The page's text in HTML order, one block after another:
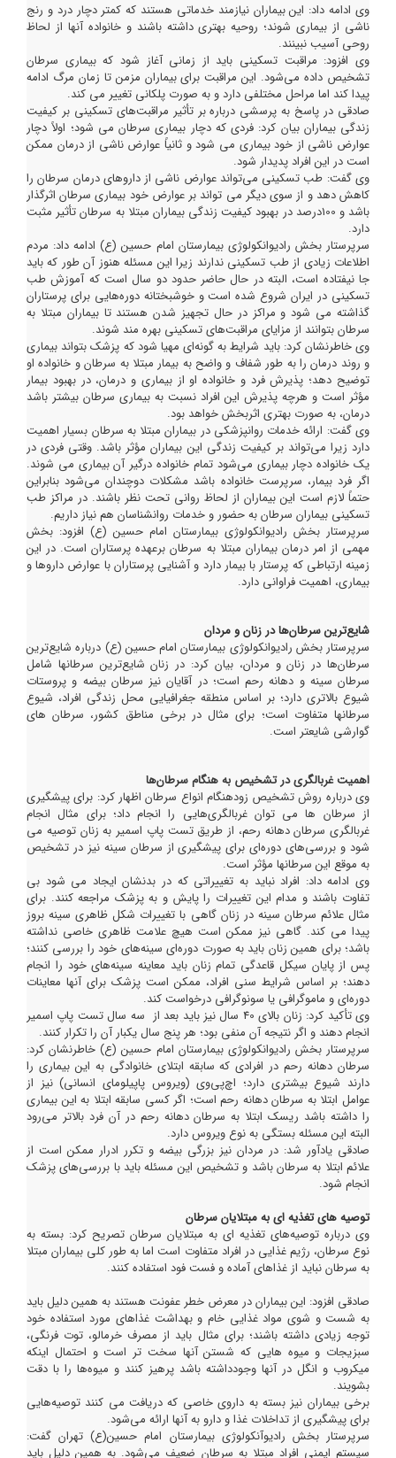
وی ادامه داد: این بیماران نیازمند خدماتی هستند که کمتر دچار درد و رنج
ناشی از بیماری شوند؛ روحیه بهتری داشته باشند و خانواده آنها از لحاظ
روحی آسیب نبینند.
وی افزود: مراقبت تسکینی باید از زمانی آغاز شود که بیماری سرطان
تشخیص داده می‌شود. این مراقبت برای بیماران مزمن تا زمان مرگ ادامه
پیدا کند اما مراحل مختلفی دارد و به صورت پلکانی تغییر می کند.
صادقی در پاسخ به پرسشی درباره بر تأثیر مراقبت‌های تسکینی بر کیفیت
زندگی بیماران بیان کرد: فردی که دچار بیماری سرطان می شود؛ اولاً دچار
عوارض ناشی از خود بیماری می شود و ثانیاً عوارض ناشی از درمان ممکن
است در این افراد پدیدار شود.
وی گفت: طب تسکینی می‌تواند عوارض ناشی از داروهای درمان سرطان را
کاهش دهد و از سوی دیگر می تواند بر عوارض خود بیماری سرطان اثرگذار
باشد و 100درصد در بهبود کیفیت زندگی بیماران مبتلا به سرطان تأثیر مثبت
دارد.
سرپرستار بخش رادیوانکولوژی بیمارستان امام حسین (ع) ادامه داد: مردم
اطلاعات زیادی از طب تسکینی ندارند زیرا این مسئله هنوز آن طور که باید
جا نیفتاده است، البته در حال حاضر حدود دو سال است که آموزش طب
تسکینی در ایران شروع شده است و خوشبختانه دوره‌هایی برای پرستاران
گذاشته می شود و مراکز در حال تجهیز شدن هستند تا بیماران مبتلا به
سرطان بتوانند از مزایای مراقبت‌های تسکینی بهره مند شوند.
وی خاطرنشان کرد: باید شرایط به گونه‌ای مهیا شود که پزشک بتواند بیماری
و روند درمان را به طور شفاف و واضح به بیمار مبتلا به سرطان و خانواده او
توضیح دهد؛ پذیرش فرد و خانواده او از بیماری و درمان، در بهبود بیمار
مؤثر است و هرچه پذیرش این افراد نسبت به بیماری سرطان بیشتر باشد
درمان، به صورت بهتری اثربخش خواهد بود.
وی گفت: ارائه خدمات روانپزشکی در بیماران مبتلا به سرطان بسیار اهمیت
دارد زیرا می‌تواند بر کیفیت زندگی این بیماران مؤثر باشد. وقتی فردی در
یک خانواده دچار بیماری می‌شود تمام خانواده درگیر آن بیماری می شوند.
اگر فرد بیمار، سرپرست خانواده باشد مشکلات دوچندان می‌شود بنابراین
حتماً لازم است این بیماران از لحاظ روانی تحت نظر باشند. در مراکز طب
تسکینی بیماران سرطان به حضور و خدمات روانشناسان هم نیاز داریم.
سرپرستار بخش رادیوانکولوژی بیمارستان امام حسین (ع) افزود: بخش
مهمی از امر درمان بیماران مبتلا به سرطان برعهده پرستاران است. در این
زمینه ارتباطی که پرستار با بیمار دارد و آشنایی پرستاران با عوارض داروها و
بیماری، اهمیت فراوانی دارد.
شایع‌ترین سرطان‌ها در زنان و مردان
سرپرستار بخش رادیوانکولوژی بیمارستان امام حسین (ع) درباره شایع‌ترین
سرطان‌ها در زنان و مردان، بیان کرد: در زنان شایع‌ترین سرطانها شامل
سرطان سینه و دهانه رحم است؛ در آقایان نیز سرطان بیضه و پروستات
شیوع بالاتری دارد؛ بر اساس منطقه جغرافیایی محل زندگی افراد، شیوع
سرطانها متفاوت است؛ برای مثال در برخی مناطق کشور، سرطان های
گوارشی شایعتر است.
اهمیت غربالگری در تشخیص به هنگام سرطان‌ها
وی درباره روش تشخیص زودهنگام انواع سرطان اظهار کرد: برای پیشگیری
از سرطان ها می توان غربالگری‌هایی را انجام داد؛ برای مثال انجام
غربالگری سرطان دهانه رحم، از طریق تست پاپ اسمیر به زنان توصیه می
شود و بررسی‌های دوره‌ای برای پیشگیری از سرطان سینه نیز در تشخیص
به موقع این سرطانها مؤثر است.
وی ادامه داد: افراد نباید به تغییراتی که در بدنشان ایجاد می شود بی
تفاوت باشند و مدام این تغییرات را پایش و به پزشک مراجعه کنند. برای
مثال علائم سرطان سینه در زنان گاهی با تغییرات شکل ظاهری سینه بروز
پیدا می کند. گاهی نیز ممکن است هیچ علامت ظاهری خاصی نداشته
باشد؛ برای همین زنان باید به صورت دوره‌ای سینه‌های خود را بررسی کنند؛
پس از پایان سیکل قاعدگی تمام زنان باید معاینه سینه‌های خود را انجام
دهند؛ بر اساس شرایط سنی افراد، ممکن است پزشک برای آنها معاینات
دوره‌ای و ماموگرافی یا سونوگرافی درخواست کند.
وی تأکید کرد: زنان بالای 40 سال نیز باید بعد از سه سال تست پاپ اسمیر
انجام دهند و اگر نتیجه آن منفی بود؛ هر پنج سال یکبار آن را تکرار کنند.
سرپرستار بخش رادیوانکولوژی بیمارستان امام حسین (ع) خاطرنشان کرد:
سرطان دهانه رحم در افرادی که سابقه ابتلای خانوادگی به این بیماری را
دارند شیوع بیشتری دارد؛ اچ‌پی‌وی (ویروس پاپیلومای انسانی) نیز از
عوامل ابتلا به سرطان دهانه رحم است؛ اگر کسی سابقه ابتلا به این بیماری
را داشته باشد ریسک ابتلا به سرطان دهانه رحم در آن فرد بالاتر می‌رود
البته این مسئله بستگی به نوع ویروس دارد.
صادقی یادآور شد: در مردان نیز بزرگی بیضه و تکرر ادرار ممکن است از
علائم ابتلا به سرطان باشد و تشخیص این مسئله باید با بررسی‌های پزشک
انجام شود.
توصیه های تغذیه ای به مبتلایان سرطان
وی درباره توصیه‌های تغذیه ای به مبتلایان سرطان تصریح کرد: بسته به
نوع سرطان، رژیم غذایی در افراد متفاوت است اما به طور کلی بیماران مبتلا
به سرطان نباید از غذاهای آماده و فست فود استفاده کنند.
صادقی افزود: این بیماران در معرض خطر عفونت هستند به همین دلیل باید
به شست و شوی مواد غذایی خام و بهداشت غذاهای مورد استفاده خود
توجه زیادی داشته باشند؛ برای مثال باید از مصرف خرمالو، توت فرنگی،
سبزیجات و میوه هایی که شستن آنها سخت تر است و احتمال اینکه
میکروب و انگل در آنها وجودداشته باشد پرهیز کنند و میوه‌ها را با دقت
بشویند.
برخی بیماران نیز بسته به داروی خاصی که دریافت می کنند توصیه‌هایی
برای پیشگیری از تداخلات غذا و دارو به آنها ارائه می‌شود.
سرپرستار بخش رادیوآنکولوژی بیمارستان امام حسین(ع) تهران گفت:
سیستم ایمنی افراد مبتلا به سرطان ضعیف می‌شود. به همین دلیل باید